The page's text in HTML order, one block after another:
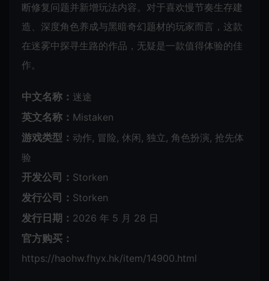
断修复问题并新增玩法内容。对于喜欢慢节奏生存建
造、深度角色养成与黑暗奇幻题材的玩家而言，这款
在迷雾中探寻生路的作品，无疑是一款值得体验的佳
作。
中文名称： 迷途
英文名称： Mistaken
游戏类型： 动作, 冒险, 休闲, 独立, 角色扮演, 抢先体
验
开发公司： Storken
发行公司： Storken
发行日期： 2026 年 5 月 28 日
官方购买：
https://haohw.fhyx.hk/item/14900.html